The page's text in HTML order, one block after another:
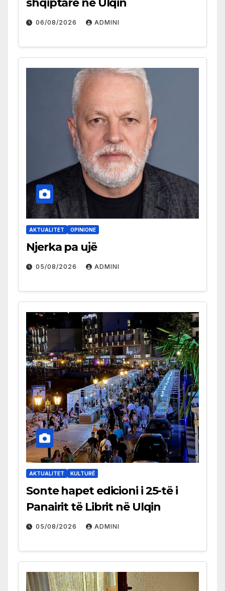
shqiptare në Ulqin
06/08/2026 ADMINI
AKTUALITET OPINIONE
Njerka pa ujë
05/08/2026 ADMINI
AKTUALITET KULTURË
Sonte hapet edicioni i 25-të i
Panairit të Librit në Ulqin
05/08/2026 ADMINI